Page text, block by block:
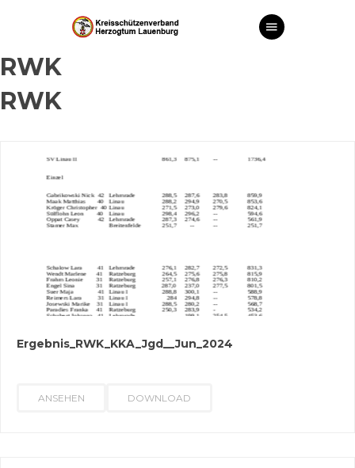
RWK
RWK
Ergebnis_RWK_KKA_Jgd__Jun_2024
ANSEHEN DOWNLOAD